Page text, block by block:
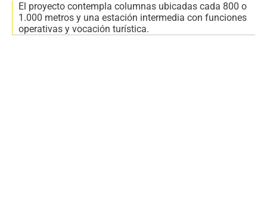
El proyecto contempla columnas ubicadas cada 800 o
1.000 metros y una estación intermedia con funciones
operativas y vocación turística.